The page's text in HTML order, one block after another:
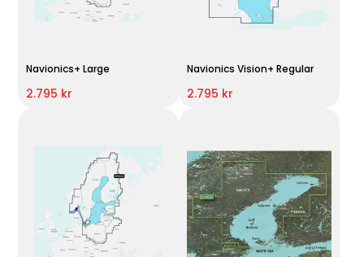
Navionics+ Large
2.795 kr
Navionics Vision+ Regular
2.795 kr